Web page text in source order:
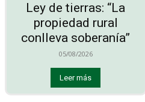
Ley de tierras: “La
propiedad rural
conlleva soberanía”
05/08/2026
Leer más